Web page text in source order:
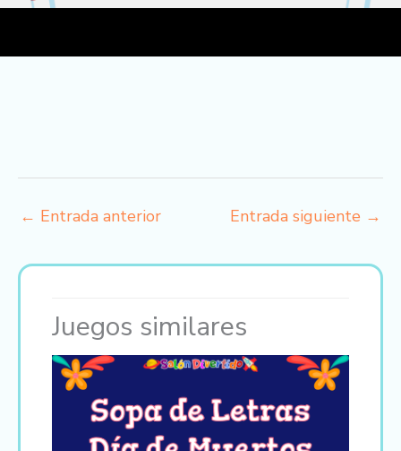
← Entrada anterior Entrada siguiente →
Juegos similares